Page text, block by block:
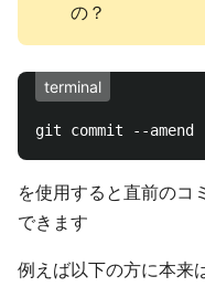
の？
terminal
を使用すると直前のコ
できます
例えば以下の方に本来